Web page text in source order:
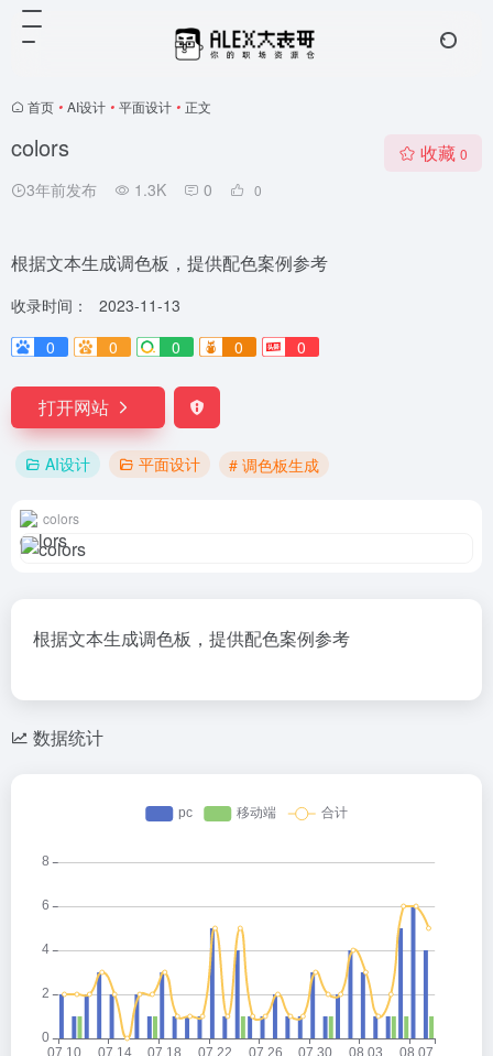
首页 • AI设计 • 平面设计 • 正文
colors
3年前发布 1.3K 0 0
收藏 0
根据文本生成调色板，提供配色案例参考
收录时间：
2023-11-13
0
0 0 0 0
打开网站
AI设计 平面设计 # 调色板生成
colors
根据文本生成调色板，提供配色案例参考
数据统计